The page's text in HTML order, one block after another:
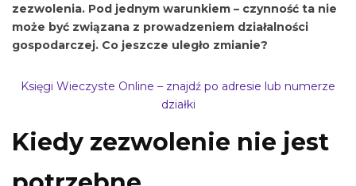
zezwolenia. Pod jednym warunkiem – czynność ta nie
może być związana z prowadzeniem działalności
gospodarczej. Co jeszcze uległo zmianie?
Księgi Wieczyste Online – znajdź po adresie lub numerze
działki
Kiedy zezwolenie nie jest